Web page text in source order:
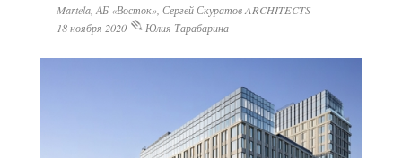
Martela, АБ «Восток», Сергей Скуратов ARCHITECTS
18 ноября 2020
Юлия Тарабарина